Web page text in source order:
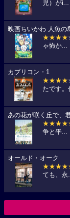
児）がi...
映画ちいかわ 人魚の
★★★★
ゃ怖か...
カプリコン・1
★★★★
たです。
あの花が咲く丘で、
争と平...
オールド・オーク
ても、永